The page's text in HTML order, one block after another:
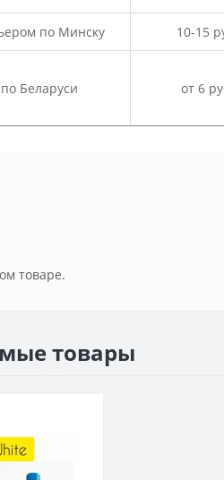
по Минску 10-15
Беларуси от 6
товаре.
товары